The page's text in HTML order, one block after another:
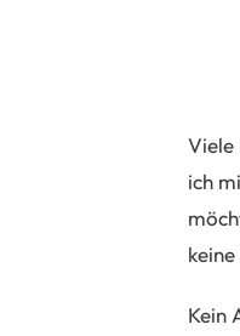
Viele
ich
Kein